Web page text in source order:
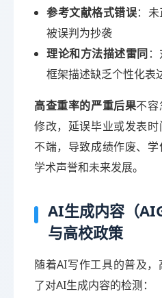
参考文献格式错误：
被误判为抄袭
理论和方法描述雷同
框架描述缺乏个性化表
高查重率的严重后果不
修改，延误毕业或发表
不端，导致成绩作废、
学术声誉和未来发展。
AI生成内容（
与高校政策
随着AI写作工具的普及
了对AI生成内容的检测：